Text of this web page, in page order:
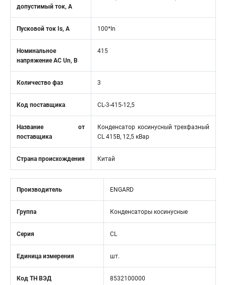
допустимый ток, А
Пусковой ток Is, А 100*In
Номинальное
напряжение АС Un, В
415
Количество фаз 3
Код поставщика CL-3-415-12,5
Название от
поставщика
Конденсатор косинусный трехфазный
CL 415В, 12,5 кВар
Страна происхождения Китай
Производитель ENGARD
Группа Конденсаторы косинусные
Серия CL
Единица измерения шт.
Код ТН ВЭД 8532100000